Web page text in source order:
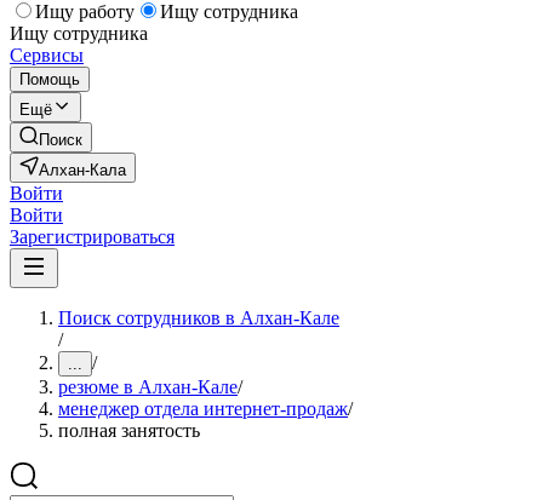
Ищу работу
Ищу сотрудника
Ищу сотрудника
Сервисы
Помощь
Ещё
Поиск
Алхан-Кала
Войти
Войти
Зарегистрироваться
Поиск сотрудников в Алхан-Кале
/
... /
резюме в Алхан-Кале/
менеджер отдела интернет-продаж/
полная занятость